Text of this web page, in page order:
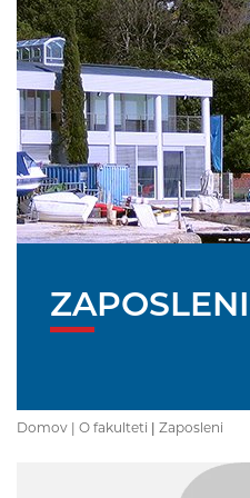
ZAPOSLENI
Domov | O fakulteti | Zaposleni